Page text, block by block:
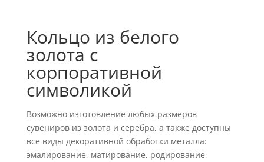
Кольцо из белого
золота с
корпоративной
символикой
Возможно изготовление любых размеров
сувениров из золота и серебра, а также доступны
все виды декоративной обработки металла:
эмалирование, матирование, родирование,